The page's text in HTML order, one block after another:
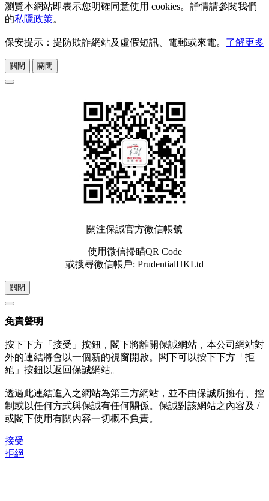
瀏覽本網站即表示您明確同意使用 cookies。詳情請參閱我們
的私隱政策。
保安提示：提防欺詐網站及虛假短訊、電郵或來電。 了解更多
關閉 關閉
關注保誠官方微信帳號
使用微信掃瞄QR Code
或搜尋微信帳戶: PrudentialHKLtd
關閉
免責聲明
按下下方「接受」按鈕，閣下將離開保誠網站，本公司網站對
外的連結將會以一個新的視窗開啟。閣下可以按下下方「拒
絕」按鈕以返回保誠網站。
透過此連結進入之網站為第三方網站，並不由保誠所擁有、控
制或以任何方式與保誠有任何關係。保誠對該網站之內容及 /
或閣下使用有關內容一切概不負責。
接受
拒絕